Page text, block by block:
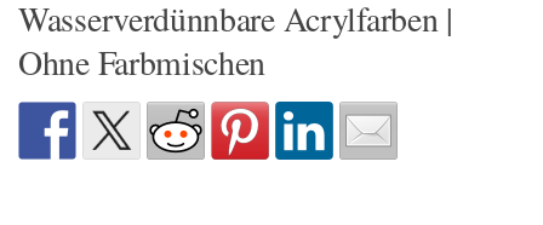
Wasserverdünnbare Acrylfarben |
Ohne Farbmischen